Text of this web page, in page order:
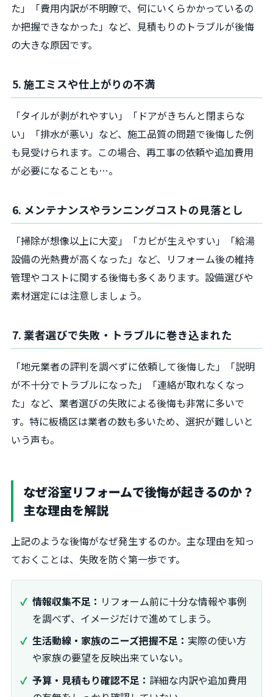
た」「費用内訳が不明瞭で、何にいくらかかっているの
か把握できなかった」など、見積もりのトラブルが後悔
の大きな原因です。
5. 施工ミスや仕上がりの不満
「タイルが剥がれやすい」「ドアがきちんと閉まらな
い」「排水が悪い」など、施工品質の問題で後悔した例
も見受けられます。この場合、再工事の依頼や追加費用
が必要になることも…。
6. メンテナンスやランニングコストの見落とし
「掃除が想像以上に大変」「カビが生えやすい」「給湯
設備の光熱費が高くなった」など、リフォーム後の維持
管理やコストに関する後悔も多くあります。設備選びや
素材選定には注意しましょう。
7. 業者選びで失敗・トラブルに巻き込まれた
「地元業者の評判を調べずに依頼して後悔した」「説明
が不十分でトラブルになった」「連絡が取れなくなっ
た」など、業者選びの失敗による後悔も非常に多いで
す。特に板橋区は業者の数も多いため、選択が難しいと
いう声も。
なぜ浴室リフォームで後悔が起きるのか？
主な理由を解説
上記のような後悔がなぜ発生するのか。主な理由を知っ
ておくことは、失敗を防ぐ第一歩です。
情報収集不足： リフォーム前に十分な情報や事例
を調べず、イメージだけで進めてしまう。
生活動線・家族のニーズ把握不足： 実際の使い方
や家族の要望を反映出来ていない。
予算・見積もり確認不足： 詳細な内訳や追加費用